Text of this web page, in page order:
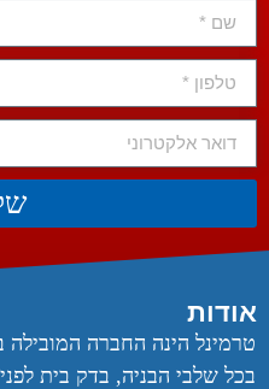
אודות
טרמינל הינה החברה המובילה
בכל שלבי הבניה, בדק בית